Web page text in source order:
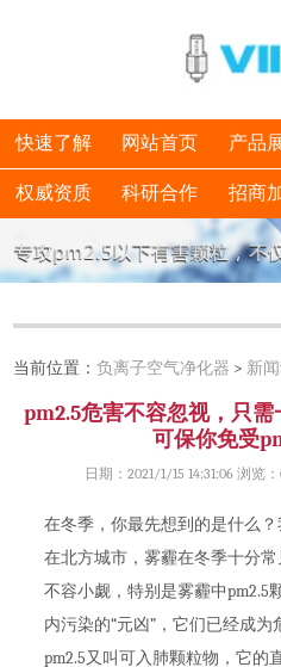
快速了解 网站首页 产品
权威资质 科研合作 招商
当前位置：负离子空气净化器 > 新
pm2.5危害不容忽视，只
可保你免受
日期：2021/1/15 14:31:06 浏览：
在冬季，你最先想到的是什么
在北方城市，雾霾在冬季十分
不容小觑，特别是雾霾中pm2.5
内污染的“元凶”，它们已经成为
pm2.5又叫可入肺颗粒物，它的